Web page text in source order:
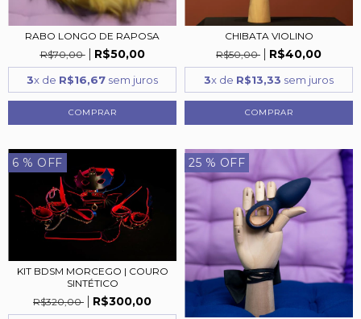
RABO LONGO DE RAPOSA
R$70,00
R$50,00
3x de R$16,67 sem juros
CHIBATA VIOLINO
R$50,00
R$40,00
3x de R$13,33 sem juros
6 % OFF
KIT BDSM MORCEGO | COURO
SINTÉTICO
R$320,00
R$300,00
25 % OFF